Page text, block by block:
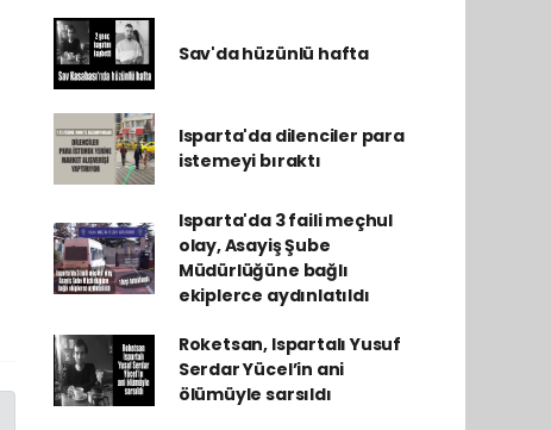
Sav'da hüzünlü hafta
Isparta'da dilenciler para
istemeyi bıraktı
Isparta'da 3 faili meçhul
olay, Asayiş Şube
Müdürlüğüne bağlı
ekiplerce aydınlatıldı
Roketsan, Ispartalı Yusuf
Serdar Yücel’in ani
ölümüyle sarsıldı